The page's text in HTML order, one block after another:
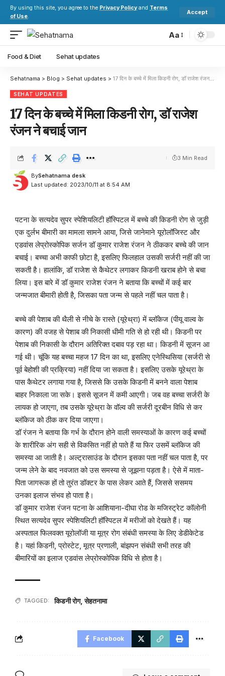
By using this site, you agree to the Privacy Policy and Terms
of Use.
Accept
Aa
Food & Diet Sehat updates
Sehatnama > Blog > Sehat updates > 17 दिन के बच्चे में मिला किडनी रोग, डॉ राजेश रंजन ने बचाई जान
SEHAT UPDATES
17 दिन के बच्चे में मिला किडनी रोग, डॉ राजेश
रंजन ने बचाई जान
Last updated: 2023/10/11 at 8:54 AM
BySehatnama desk
3 Min Read
पटना के सत्यदेव सुपर स्पेशियलिटी हॉस्पिटल में बच्चे की किडनी रोग से जुड़ी
एक दुर्लभ बीमारी का मामला सामने आया, जिसे जानेमाने यूरोलॉजिस्ट और
एडवांस लेप्रोस्कोपिक सर्जन डॉ कुमार राजेश रंजन ने ठीककर बच्चे की जान
बचाई। बच्चा अभी काफी छोटा है, इसलिए फिलहाल उसकी सर्जरी नहीं की जा
सकती है। हालांकि, डॉ राजेश से कैथेटर लगाकर किडनी खराब होने से बचा
लिया। इस बारे में डॉ कुमार राजेश रंजन ने बताया कि बच्चों में कई बार
जन्मजात बीमारी होती है, जिसका पता जन्म से पहले नहीं चल पाता है।
बच्चे की पेशाब की थैली से नीचे के रास्ते (यूरेथ्रा) में ब्लॉकेज (पीयू वाल्व के
कारण) की वजह से पेशाब की निकासी धीमी गति से हो रही थी। किडनी पर
पेशाब की निकासी के दौरान अतिरिक्त दबाव पड़ रहा था। किडनी में सूजन आ
गई थी। चूंकि यह बच्चा महज 17 दिन का था, इसलिए एनेस्थिसिया (सर्जरी से
पूर्व बेहोशी की प्रक्रिया) नहीं दिया जा सकता है। इसलिए उसके यूरेथ्रा के
पास कैथेटर लगाया गया है, जिससे कि उसके किडनी में बनने वाला पेशाब
बाहर निकाला जा सके। इससे सूजन में कमी आएगी। जब वह बच्चा सर्जरी के
लायक हो जाएगा, तब उसके यूरेथ्रा के वॉल्व की सर्जरी दूरबीन विधि से कर
ब्लॉकेज को ठीक कर दिया जाएगा।
डॉ रंजन ने बताया कि गर्भ के दौरान होने वाली समस्याओं के कारण कई बच्चों
के शारीरिक अंग सही से विकसित नहीं हो पाते हैं या फिर उसमें ब्लॉकेज की
समस्या आ जाती है। अल्ट्रासाउंड के दौरान इसका पता नहीं चल पाता है, पर
जन्म लेने के बाद नवजात को उस समस्या से जूझना पड़ता है। ऐसे में माता-
पिता जागरूक हों तो तुरंत डॉक्टर के पास लेकर आते हैं, जिससे ससमय
उनका इलाज संभव हो पाता है।
डॉ कुमार राजेश रंजन पटना के आशियाना-दीघा रोड के मजिस्ट्रेट कॉलोनी
स्थित सत्यदेव सुपर स्पेशियलिटी हॉस्पिटल में मरीजों को देखते हैं। यह
अस्पताल फिलवक्त यूरोलॉजी या मूत्र रोग संबंधी समस्या के लिए डेडीकेटेड
है। यहां किडनी, प्रोस्टेट, मूत्र प्रणाली, बांझपन संबंधी सभी तरह की
बीमारियों का इलाज एडवांस लेप्रोस्कोपिक विधि से होता है।
TAGGED: किडनी रोग,सेहतनामा
Facebook